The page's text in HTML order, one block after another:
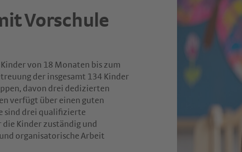
Vorschule
von 18 Monaten bis zum
der insgesamt 134 Kinder
davon drei dedizierten
verfügt über einen guten
sind drei qualifizierte
die Kinder zuständig und
organisatorische Arbeit